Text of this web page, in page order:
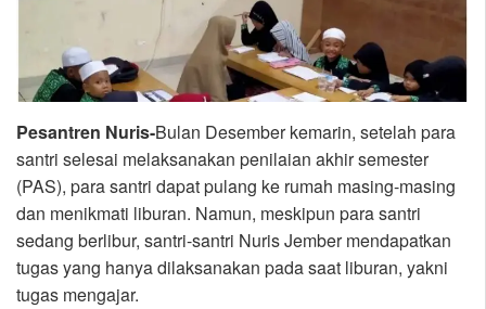
Pesantren Nuris-Bulan Desember kemarin, setelah para
santri selesai melaksanakan penilaian akhir semester
(PAS), para santri dapat pulang ke rumah masing-masing
dan menikmati liburan. Namun, meskipun para santri
sedang berlibur, santri-santri Nuris Jember mendapatkan
tugas yang hanya dilaksanakan pada saat liburan, yakni
tugas mengajar.